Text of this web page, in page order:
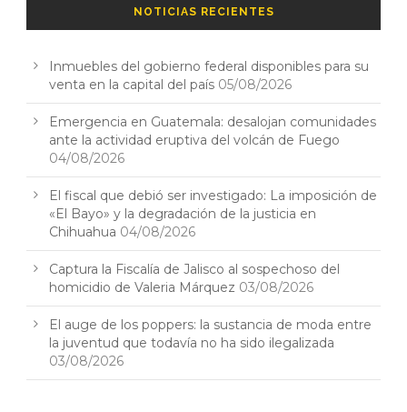
NOTICIAS RECIENTES
Inmuebles del gobierno federal disponibles para su
venta en la capital del país 05/08/2026
Emergencia en Guatemala: desalojan comunidades
ante la actividad eruptiva del volcán de Fuego
04/08/2026
El fiscal que debió ser investigado: La imposición de
«El Bayo» y la degradación de la justicia en
Chihuahua 04/08/2026
Captura la Fiscalía de Jalisco al sospechoso del
homicidio de Valeria Márquez 03/08/2026
El auge de los poppers: la sustancia de moda entre
la juventud que todavía no ha sido ilegalizada
03/08/2026